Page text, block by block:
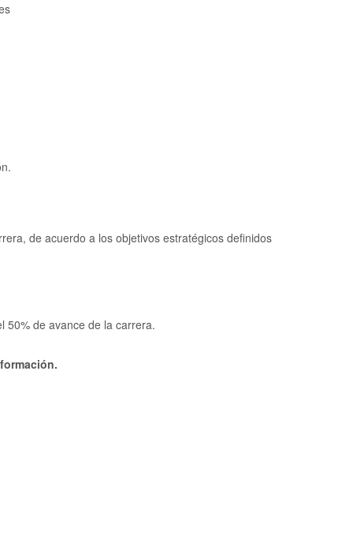
de acuerdo a los objetivos estratégicos definidos
50% de avance de la carrera.